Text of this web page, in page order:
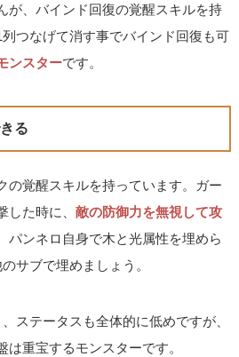
が、バインド回復の覚醒スキルを持
つなげて消す事でバインド回復も可
ンスターです。
る
の覚醒スキルを持っています。ガー
した時に、敵の防御力を無視して攻
パンネロ自身で木と光属性を埋めら
サブで埋めましょう。
ステータスも全体的に低めですが、
は重宝するモンスターです。